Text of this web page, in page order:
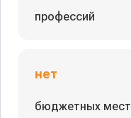
профессий
нет
бюджетных мест